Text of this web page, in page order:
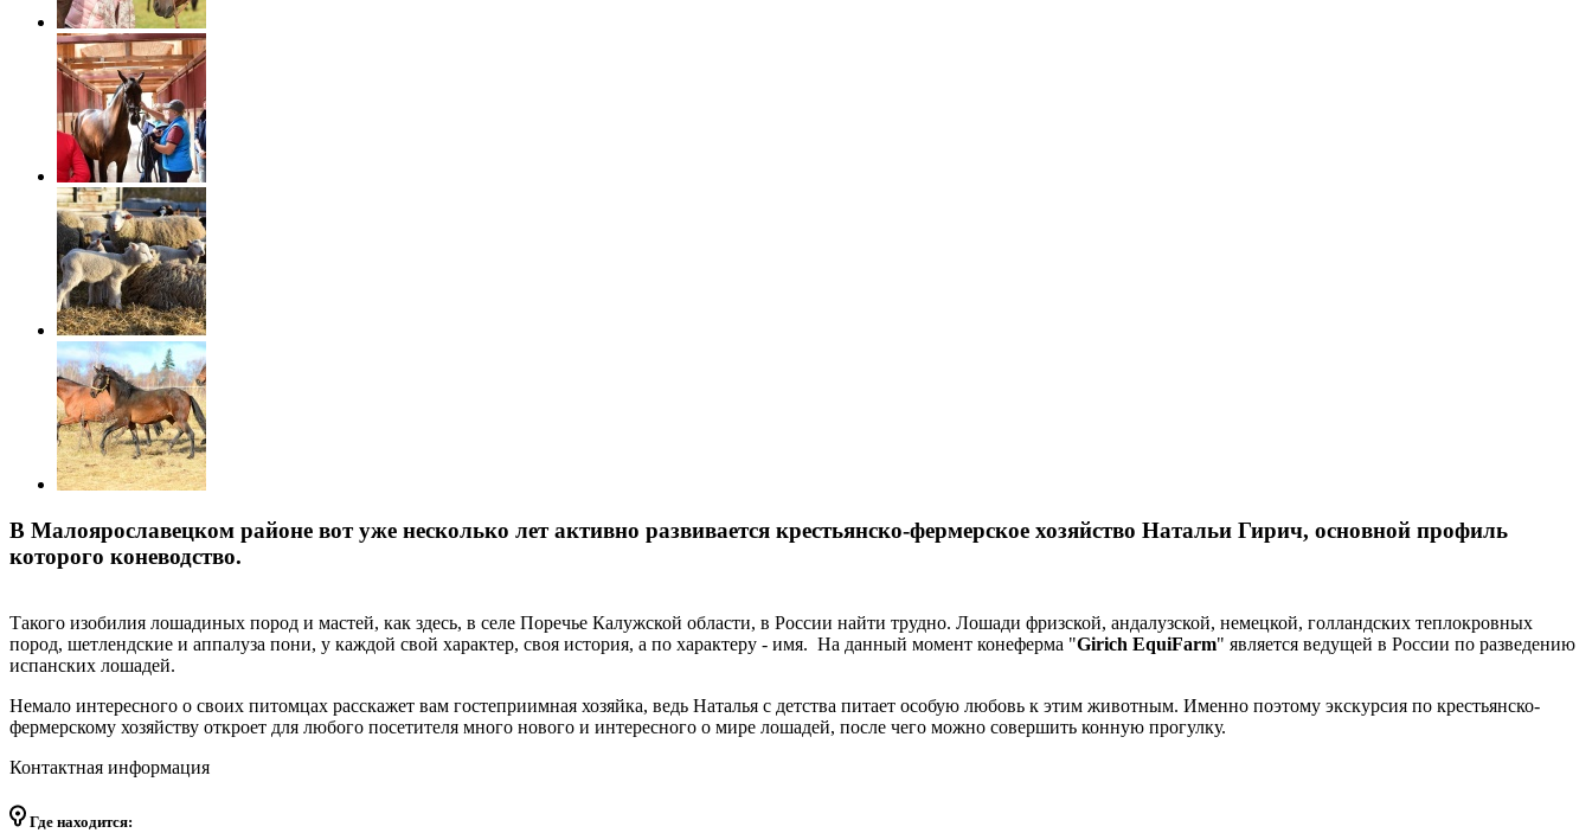
В Малоярославецком районе вот уже несколько лет активно развивается крестьянско-фермерское хозяйство Натальи Гирич, основной профиль
которого коневодство.
Такого изобилия лошадиных пород и мастей, как здесь, в селе Поречье Калужской области, в России найти трудно. Лошади фризской, андалузской, немецкой, голландских теплокровных
пород, шетлендские и аппалуза пони, у каждой свой характер, своя история, а по характеру - имя. На данный момент конеферма "Girich EquiFarm" является ведущей в России по разведению
испанских лошадей.
Немало интересного о своих питомцах расскажет вам гостеприимная хозяйка, ведь Наталья с детства питает особую любовь к этим животным. Именно поэтому экскурсия по крестьянско-
фермерскому хозяйству откроет для любого посетителя много нового и интересного о мире лошадей, после чего можно совершить конную прогулку.
Контактная информация
Где находится: